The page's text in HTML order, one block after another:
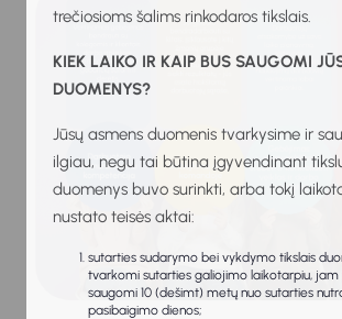
trečiosioms šalims rinkodaros tikslais.
KIEK LAIKO IR KAIP BUS SAUGOMI
DUOMENYS?
Jūsų asmens duomenis tvarkysime ir
ilgiau, negu tai būtina įgyvendinant
duomenys buvo surinkti, arba tokį
nustato teisės aktai:
sutarties sudarymo bei vykdymo tikslais
tvarkomi sutarties galiojimo laikotarpiu, jam
saugomi 10 (dešimt) metų nuo sutarties
pasibaigimo dienos;